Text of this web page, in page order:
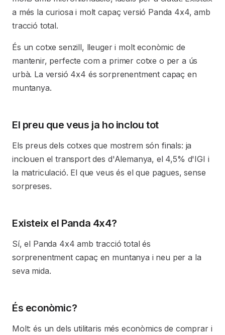
a més la curiosa i molt capaç versió Panda 4x4, amb
tracció total.
És un cotxe senzill, lleuger i molt econòmic de
mantenir, perfecte com a primer cotxe o per a ús
urbà. La versió 4x4 és sorprenentment capaç en
muntanya.
El preu que veus ja ho inclou tot
Els preus dels cotxes que mostrem són finals: ja
inclouen el transport des d'Alemanya, el 4,5% d'IGI i
la matriculació. El que veus és el que pagues, sense
sorpreses.
Existeix el Panda 4x4?
Sí, el Panda 4x4 amb tracció total és
sorprenentment capaç en muntanya i neu per a la
seva mida.
És econòmic?
Molt: és un dels utilitaris més econòmics de comprar i